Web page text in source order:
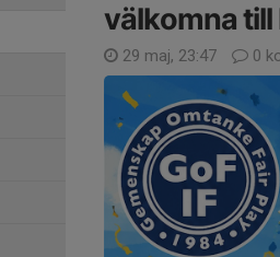
välkomna till
29 maj, 23:47 0